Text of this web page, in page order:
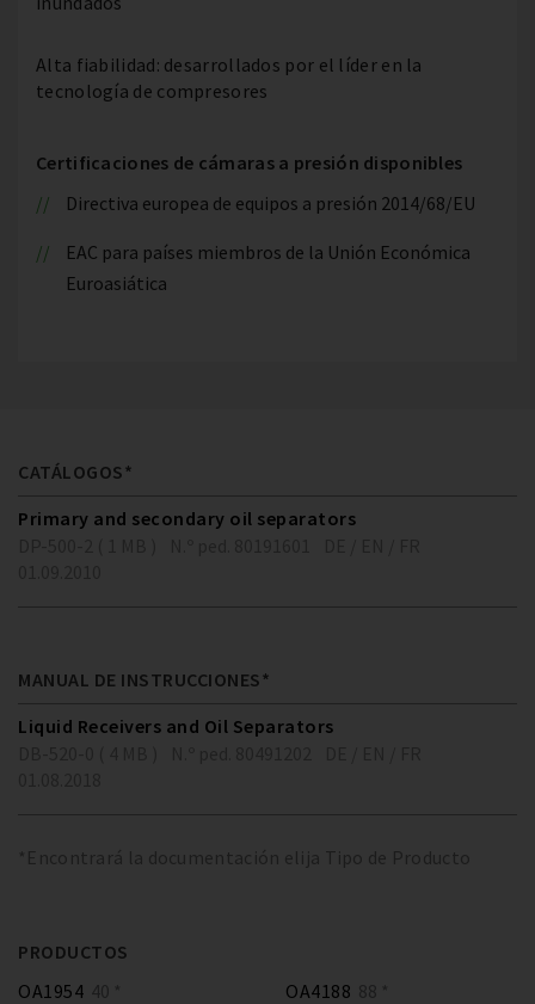
Alta fiabilidad: desarrollados por el líder en la
tecnología de compresores
Certificaciones de cámaras a presión disponibles
Directiva europea de equipos a presión 2014/68/EU
EAC para países miembros de la Unión Económica
Euroasiática
CATÁLOGOS*
Primary and secondary oil separators
MANUAL DE INSTRUCCIONES*
Liquid Receivers and Oil Separators
*Encontrará la documentación elija Tipo de Producto
PRODUCTOS
OA1954 40 * OA4188 88 *